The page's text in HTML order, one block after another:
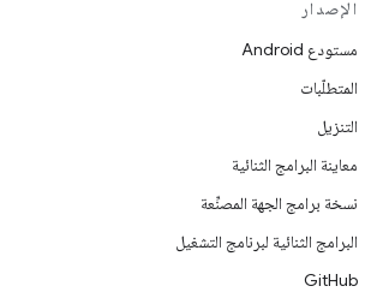
الإصدار
مستودع Android
المتطلّبات
التنزيل
معاينة البرامج الثنائية
نسخة برامج الجهة المصنِّعة
البرامج الثنائية لبرنامج التشغيل
GitHub